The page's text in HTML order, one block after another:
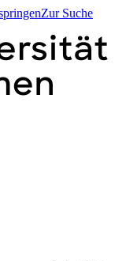
Zur Suche